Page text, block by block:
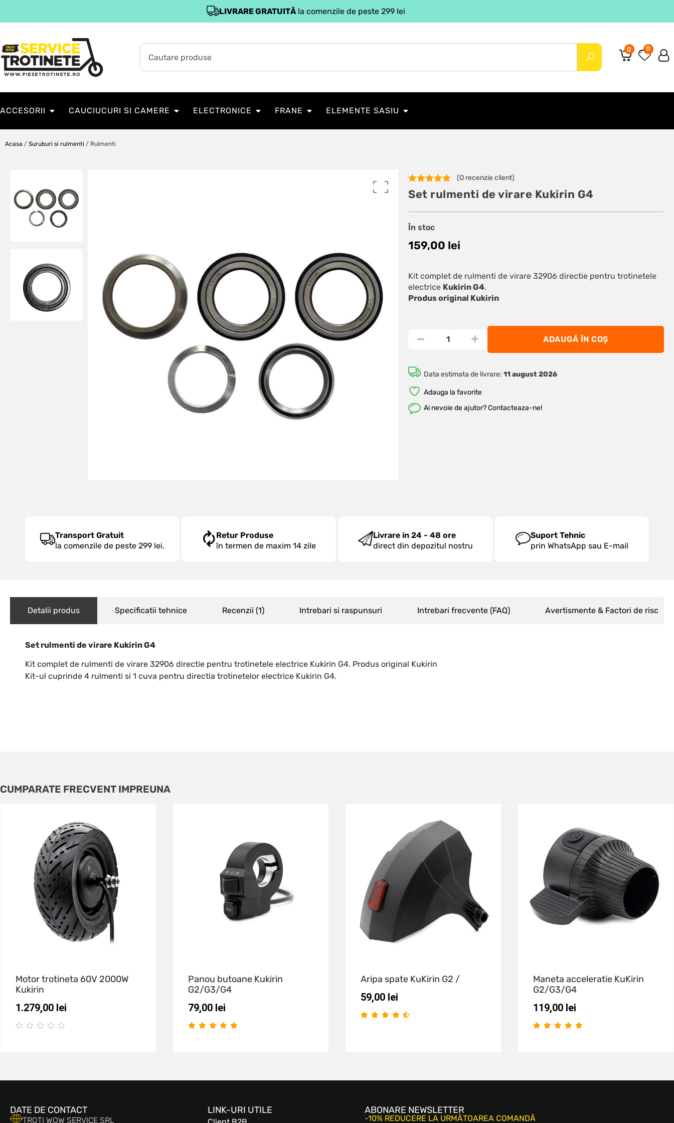
LIVRARE GRATUITĂ la comenzile de peste 299 lei
0 0
ACCESORII CAUCIUCURI SI CAMERE ELECTRONICE FRANE ELEMENTE SASIU
Acasa / Suruburi si rulmenti / Rulmenti
Evaluat la
5.00din 5
unei
singure
evaluări
(O recenzie client)
Set rulmenti de virare Kukirin G4
În stoc
159,00 lei
Kit complet de rulmenti de virare 32906 directie pentru trotinetele
electrice Kukirin G4.
Produs original Kukirin
ADAUGĂ ÎN COȘ
Data estimata de livrare:11 august 2026
Adauga la favorite
Ai nevoie de ajutor? Contacteaza-ne!
Transport Gratuit
la comenzile de peste 299 lei.
Retur Produse
în termen de maxim 14 zile
Livrare in 24 - 48 ore
direct din depozitul nostru
Suport Tehnic
prin WhatsApp sau E-mail
Detalii produs Specificatii tehnice Recenzii (1) Intrebari si raspunsuri Intrebari frecvente (FAQ) Avertismente & Factori de risc
Set rulmenti de virare Kukirin G4
Kit complet de rulmenti de virare 32906 directie pentru trotinetele electrice Kukirin G4. Produs original Kukirin
Kit-ul cuprinde 4 rulmenti si 1 cuva pentru directia trotinetelor electrice Kukirin G4.
CUMPARATE FRECVENT IMPREUNA
Motor trotineta 60V 2000W
Kukirin
1.279,00 lei
Panou butoane Kukirin
G2/G3/G4
79,00 lei
Aripa spate KuKirin G2 /
59,00 lei
Maneta acceleratie KuKirin
G2/G3/G4
119,00 lei
DATE DE CONTACT
TROTI WOW SERVICE SRL
LINK-URI UTILE ABONARE NEWSLETTER
-10% REDUCERE LA URMĂTOAREA COMANDĂ